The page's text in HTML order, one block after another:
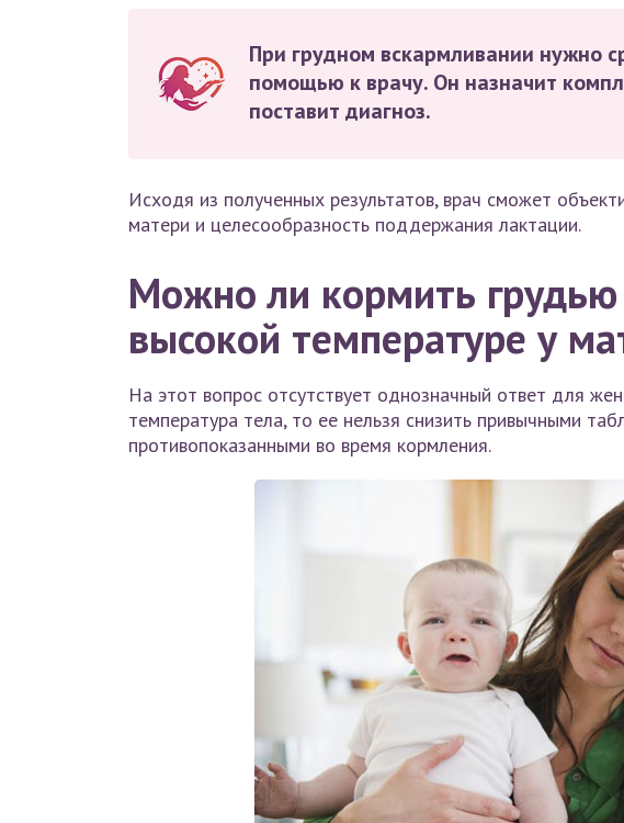
При грудном вскармливании нужно
помощью к врачу. Он назначит
поставит диагноз.
Исходя из полученных результатов, врач сможет
матери и целесообразность поддержания лактации.
Можно ли кормить грудью
высокой температуре у
На этот вопрос отсутствует однозначный ответ для
температура тела, то ее нельзя снизить привычными
противопоказанными во время кормления.